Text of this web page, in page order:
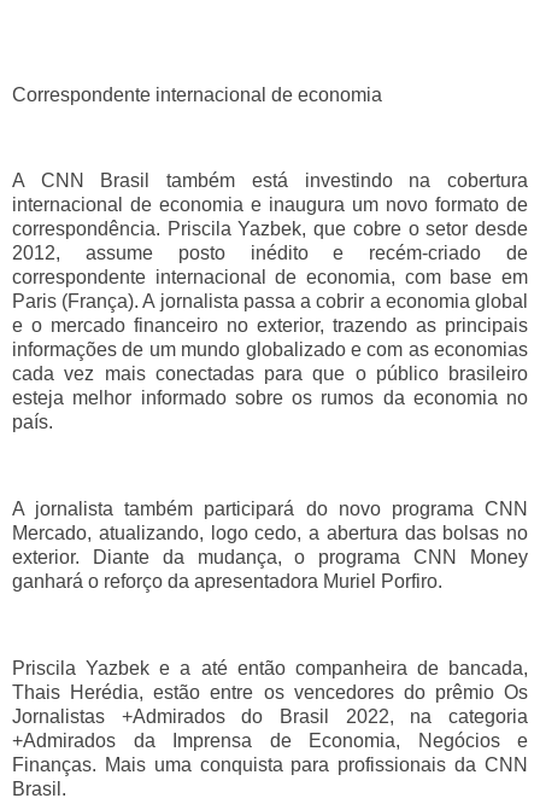
Correspondente internacional de economia
A CNN Brasil também está investindo na cobertura
internacional de economia e inaugura um novo formato de
correspondência. Priscila Yazbek, que cobre o setor desde
2012, assume posto inédito e recém-criado de
correspondente internacional de economia, com base em
Paris (França). A jornalista passa a cobrir a economia global
e o mercado financeiro no exterior, trazendo as principais
informações de um mundo globalizado e com as economias
cada vez mais conectadas para que o público brasileiro
esteja melhor informado sobre os rumos da economia no
país.
A jornalista também participará do novo programa CNN
Mercado, atualizando, logo cedo, a abertura das bolsas no
exterior. Diante da mudança, o programa CNN Money
ganhará o reforço da apresentadora Muriel Porfiro.
Priscila Yazbek e a até então companheira de bancada,
Thais Herédia, estão entre os vencedores do prêmio Os
Jornalistas +Admirados do Brasil 2022, na categoria
+Admirados da Imprensa de Economia, Negócios e
Finanças. Mais uma conquista para profissionais da CNN
Brasil.